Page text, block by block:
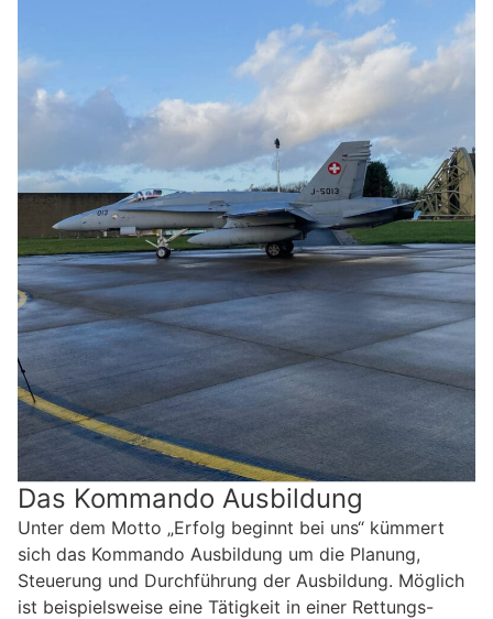
Das Kommando Ausbildung
Unter dem Motto „Erfolg beginnt bei uns“ kümmert
sich das Kommando Ausbildung um die Planung,
Steuerung und Durchführung der Ausbildung. Möglich
ist beispielsweise eine Tätigkeit in einer Rettungs-